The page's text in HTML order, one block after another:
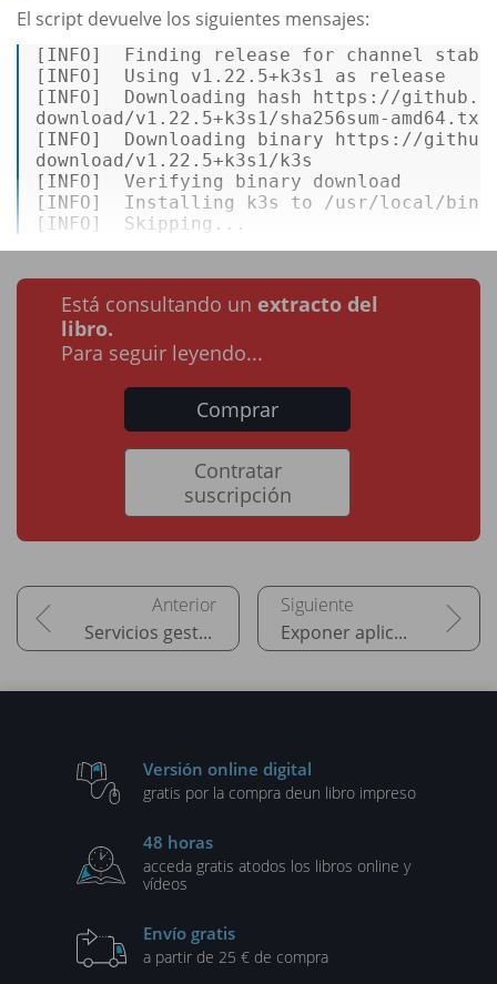
El script devuelve los siguientes mensajes:
[INFO]  Finding release for channel
[INFO]  Using v1.22.5+k3s1 as release
[INFO]  Downloading hash https://
download/v1.22.5+k3s1/sha256sum-
[INFO]  Downloading binary https://
download/v1.22.5+k3s1/k3s
[INFO]  Verifying binary download
[INFO]  Installing k3s to /usr/local/
[INFO]  Skipping...
Está consultando un extracto del
libro.
Para seguir leyendo...
Comprar
Contratar
suscripción
Servicios gestionados de Kubernetes Exponer aplicaciones en Internet
Versión online digital
gratis por la compra deun libro impreso
48 horas
acceda gratis atodos los libros online y
vídeos
Envío gratis
a partir de 25 € de compra